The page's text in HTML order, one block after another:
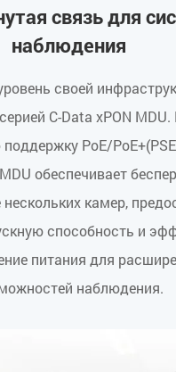
связь для
наблюдения
своей
C-Data xPON
PoE/
обеспечивает
камер,
способность и
питания для
наблюдения.